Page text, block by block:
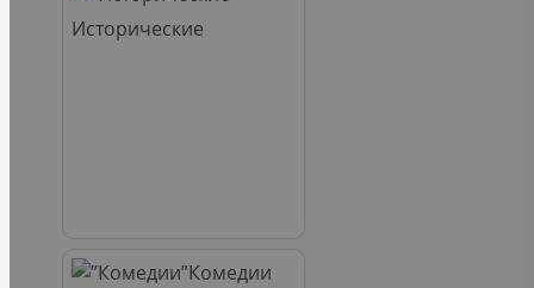
Исторические
Комедии